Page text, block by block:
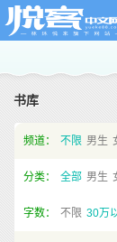
书库
频道： 不限 男生
分类： 全部 男生
字数： 不限 30万